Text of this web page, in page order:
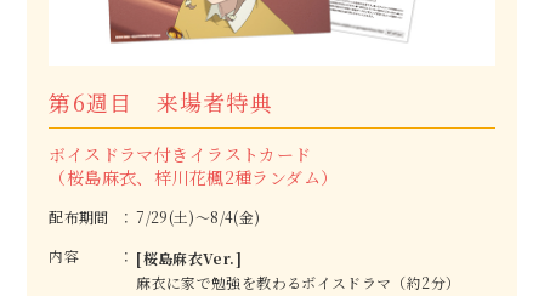
第6週目 来場者特典
ボイスドラマ付きイラストカード
（桜島麻衣、梓川花楓2種ランダム）
配布期間
7/29(土)～8/4(金)
内容
[桜島麻衣Ver.]
麻衣に家で勉強を教わるボイスドラマ（約2分）